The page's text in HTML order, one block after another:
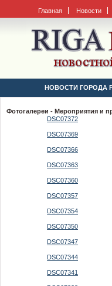
Главная Новости
НОВОСТИ ГОРОДА
Фотогалереи - Мероприятия и
DSC07372
DSC07369
DSC07366
DSC07363
DSC07360
DSC07357
DSC07354
DSC07350
DSC07347
DSC07344
DSC07341